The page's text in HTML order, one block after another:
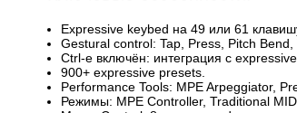
Expressive keybed на 49 или 61
Gestural control: Tap, Press, Pitch
Ctrl-e включён: интеграция с
900+ expressive presets.
Performance Tools: MPE Arpeggiator,
Режимы: MPE Controller, Traditional